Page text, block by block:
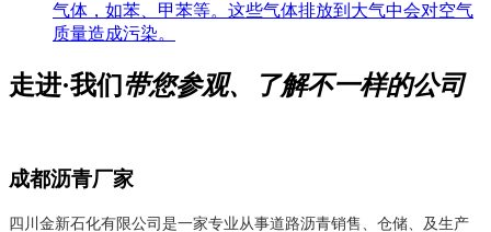
气体，如苯、甲苯等。这些气体排放到大气中会对空气
质量造成污染。
走进·我们 带您参观、了解不一样的公司
成都沥青厂家
四川金新石化有限公司是一家专业从事道路沥青销售、仓储、及生产